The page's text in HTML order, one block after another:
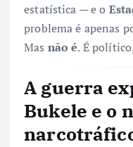
estatística — e o
problema é apenas
Mas não é. É
A guerra
Bukele e o